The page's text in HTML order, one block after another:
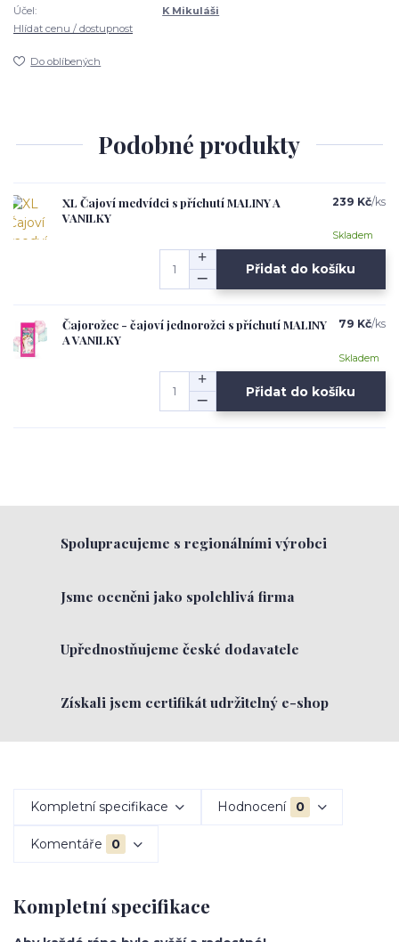
Účel:
K Mikuláši
Hlídat cenu / dostupnost
Do oblíbených
Podobné produkty
XL Čajoví medvídci s příchutí MALINY A
VANILKY
239 Kč/ks
Skladem
Přidat do košíku
Čajorožec - čajoví jednorožci s příchutí MALINY
A VANILKY
79 Kč/ks
Skladem
Přidat do košíku
Spolupracujeme s regionálními výrobci
Jsme oceněni jako spolehlivá firma
Upřednostňujeme české dodavatele
Získali jsem certifikát udržitelný e-shop
Kompletní specifikace Hodnocení 0
Komentáře 0
Kompletní specifikace